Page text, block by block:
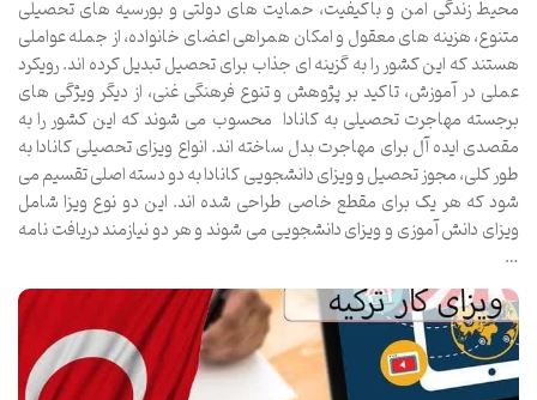
محیط زندگی امن و باکیفیت، حمایت های دولتی و بورسیه های تحصیلی
متنوع، هزینه های معقول و امکان همراهی اعضای خانواده، از جمله عواملی
هستند که این کشور را به گزینه ای جذاب برای تحصیل تبدیل کرده اند. رویکرد
عملی در آموزش، تاکید بر پژوهش و تنوع فرهنگی غنی، از دیگر ویژگی های
برجسته مهاجرت تحصیلی به کانادا محسوب می شوند که این کشور را به
مقصدی ایده آل برای مهاجرت بدل ساخته اند. انواع ویزای تحصیلی کانادا به
طور کلی، مجوز تحصیل و ویزای دانشجویی کانادا به دو دسته اصلی تقسیم می
شود که هر یک برای مقطع خاصی طراحی شده اند. این دو نوع ویزا شامل
ویزای دانش آموزی و ویزای دانشجویی می شوند و هر دو نیازمند دریافت نامه
…